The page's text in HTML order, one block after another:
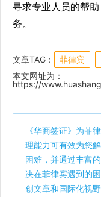
寻求专业人员的帮
务。
文章TAG： 菲律宾
本文网址为：
https://
《华商签证》为菲
理能力可有效为您
困难，并通过丰富
决在菲律宾遇到的
创文章和国际化视